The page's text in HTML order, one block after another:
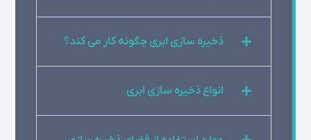
ذخیره سازی ابری چگونه کار می کند؟
انواع ذخیره سازی ابری